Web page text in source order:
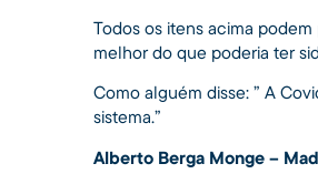
Todos os itens acima
melhor do que poderia ter
Como alguém disse: ” A
sistema.”
Alberto Berga Monge –